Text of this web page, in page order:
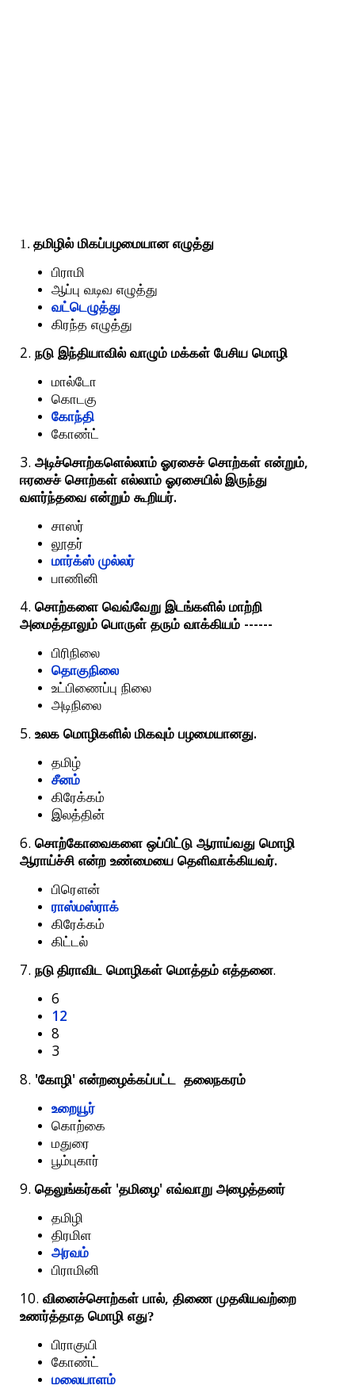
1. தமிழில் மிகப்பழமையான எழுத்து
பிராமி
ஆப்பு வடிவ எழுத்து
வட்டெழுத்து
கிரந்த எழுத்து
2. நடு இந்தியாவில் வாழும் மக்கள் பேசிய மொழி
மால்டோ
கொடகு
கோந்தி
கோண்ட்
3. அடிச்சொற்களெல்லாம் ஓரசைச் சொற்கள் என்றும்,
ஈரசைச் சொற்கள் எல்லாம் ஓரசையில் இருந்து
வளர்ந்தவை என்றும் கூறியர்.
சாஸர்
லூதர்
மார்க்ஸ் முல்லர்
பாணினி
4. சொற்களை வெவ்வேறு இடங்களில் மாற்றி
அமைத்தாலும் பொருள் தரும் வாக்கியம் ------
பிரிநிலை
தொகுநிலை
உட்பிணைப்பு நிலை
அடிநிலை
5. உலக மொழிகளில் மிகவும் பழமையானது.
தமிழ்
சீனம்
கிரேக்கம்
இலத்தின்
6. சொற்கோவைகளை ஒப்பிட்டு ஆராய்வது மொழி
ஆராய்ச்சி என்ற உண்மையை தெளிவாக்கியவர்.
பிரௌன்
ராஸ்மஸ்ராக்
கிரேக்கம்
கிட்டல்
7. நடு திராவிட மொழிகள் மொத்தம் எத்தனை.
6
12
8
3
8. 'கோழி' என்றழைக்கப்பட்ட தலைநகரம்
உறையூர்
கொற்கை
மதுரை
பூம்புகார்
9. தெலுங்கர்கள் 'தமிழை' எவ்வாறு அழைத்தனர்
தமிழி
திரமிள
அரவம்
பிராமினி
10. வினைச்சொற்கள் பால், திணை முதலியவற்றை
உணர்த்தாத மொழி எது?
பிராகுயி
கோண்ட்
மலையாளம்